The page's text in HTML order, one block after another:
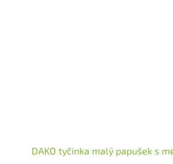
DAKO tyčinka malý papušek s